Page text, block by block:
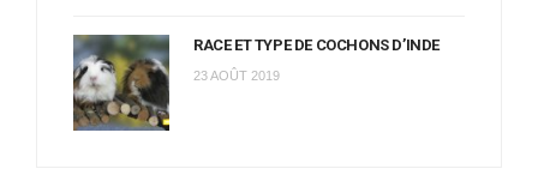
RACE ET TYPE DE COCHONS D’INDE
23 AOÛT 2019